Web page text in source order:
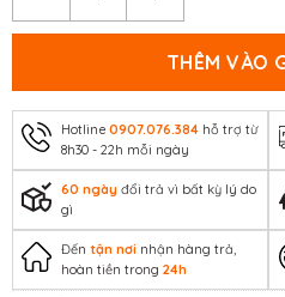
THÊM VÀO
Hotline 0907.076.384hỗ trợ từ
8h30 - 22h mỗi ngày
60 ngày đổi trả vì bất kỳ lý do
gì
Đến tận nơi nhận hàng trả,
hoàn tiền trong 24h